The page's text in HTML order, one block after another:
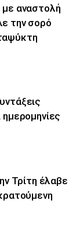
με αναστολή
την σορό
Τρίτη έλαβε